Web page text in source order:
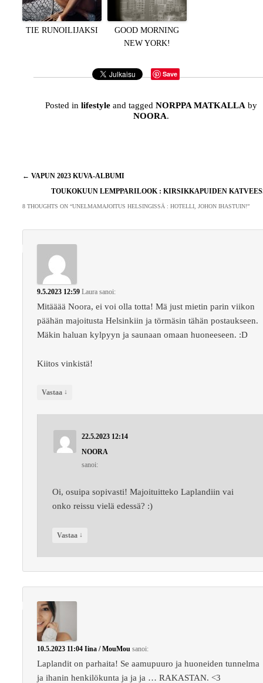
TIE RUNOILIJAKSI
GOOD MORNING
NEW YORK!
Save
Posted in lifestyleand tagged NORPPA MATKALLA by
NOORA.
Artikkelien
← VAPUN 2023 KUVA-ALBUMI
TOUKOKUUN LEMPPARILOOK : KIRSIKKAPUIDEN
8 THOUGHTS ON “UNELMAMAJOITUS HELSINGISSÄ : HOTELLI, JOHON IHASTUIN!”
9.5.2023 12:59 Laura sanoi:
Mitääää Noora, ei voi olla totta! Mä just mietin parin viikon
päähän majoitusta Helsinkiin ja törmäsin tähän postaukseen.
Mäkin haluan kylpyyn ja saunaan omaan huoneeseen. :D
Kiitos vinkistä!
Vastaa ↓
22.5.2023 12:14
NOORA
sanoi:
Oi, osuipa sopivasti! Majoituitteko Laplandiin vai
onko reissu vielä edessä? :)
Vastaa ↓
10.5.2023 11:04 Iina / MouMou sanoi:
Laplandit on parhaita! Se aamupuuro ja huoneiden tunnelma
ja ihanin henkilökunta ja ja ja … RAKASTAN. <3